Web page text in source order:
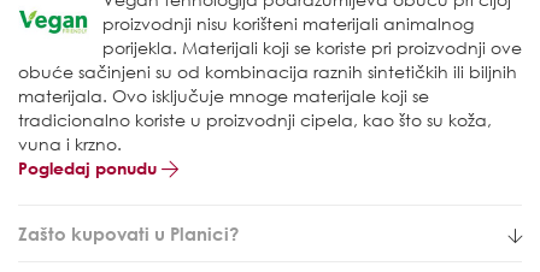
proizvodnji nisu korišteni materijali animalnog
porijekla. Materijali koji se koriste pri proizvodnji ove
obuće sačinjeni su od kombinacija raznih sintetičkih ili biljnih
materijala. Ovo isključuje mnoge materijale koji se
tradicionalno koriste u proizvodnji cipela, kao što su koža,
vuna i krzno.
Pogledaj ponudu
Zašto kupovati u Planici?